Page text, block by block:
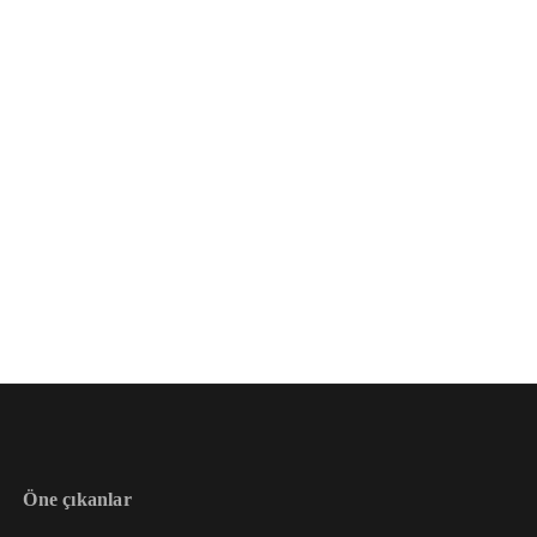
Öne çıkanlar